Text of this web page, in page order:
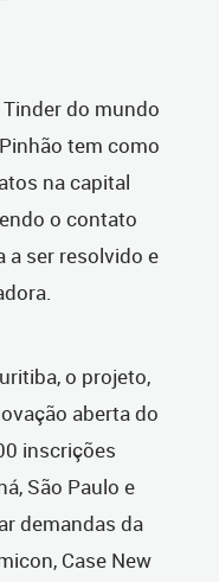
do mundo
tem como
na capital
o contato
a ser resolvido e
o projeto,
aberta do
inscrições
São Paulo e
demandas da
Case New